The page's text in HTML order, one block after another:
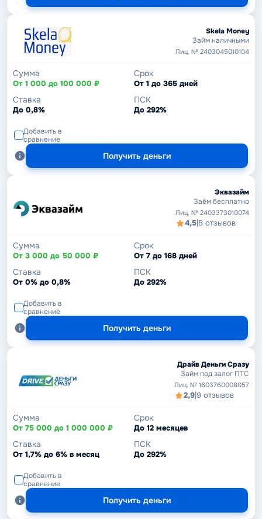
Skela Money
Займ наличными
Лиц. № 2403045010104
Сумма
От 1 000 до 100 000 ₽
Срок
От 1 до 365 дней
Ставка
До 0,8%
ПСК
До 292%
Добавить в
сравнение
Получить деньги
Эквазайм
Заём бесплатно
Лиц. № 2403373010074
4,5|8 отзывов
Сумма
От 3 000 до 50 000 ₽
Срок
От 7 до 168 дней
Ставка
От 0% до 0,8%
ПСК
До 292%
Добавить в
сравнение
Получить деньги
Драйв Деньги Сразу
Займ под залог ПТС
Лиц. № 1603760008057
2,9|9 отзывов
Сумма
От 75 000 до 1 000 000 ₽
Срок
До 12 месяцев
Ставка
От 1,7% до 6% в месяц
ПСК
До 292%
Добавить в
сравнение
Получить деньги